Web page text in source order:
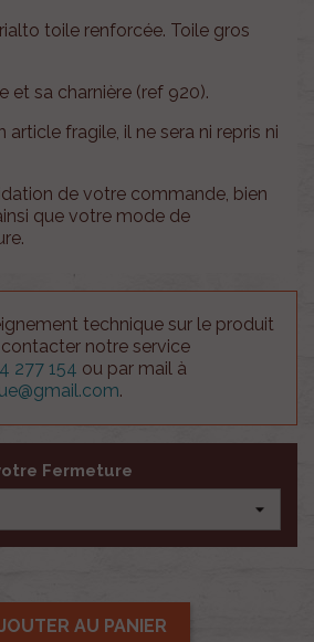
toile renforcée. Toile gros
et sa charnière (ref 920).
article fragile, il ne sera ni repris ni
de votre commande, bien
que votre mode de
technique sur le produit
notre service
277 154 ou par mail à
.
Fermeture
AU PANIER